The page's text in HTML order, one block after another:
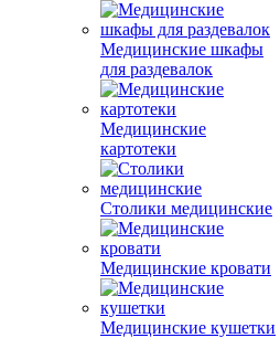
Медицинские шкафы
для раздевалок
Медицинские
картотеки
Столики медицинские
Медицинские кровати
Медицинские кушетки